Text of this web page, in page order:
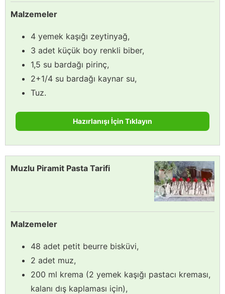
Malzemeler
4 yemek kaşığı zeytinyağ,
3 adet küçük boy renkli biber,
1,5 su bardağı pirinç,
2+1/4 su bardağı kaynar su,
Tuz.
Hazırlanışı İçin Tıklayın
Muzlu Piramit Pasta Tarifi
Malzemeler
48 adet petit beurre bisküvi,
2 adet muz,
200 ml krema (2 yemek kaşığı pastacı kreması,
kalanı dış kaplaması için),